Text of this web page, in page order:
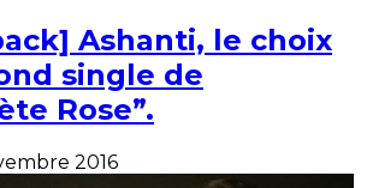
Ashanti, le choix
single de
Rose”.
2016